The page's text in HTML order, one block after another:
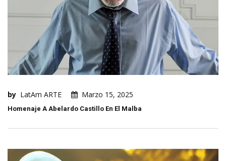
by LatAm ARTE Marzo 15, 2025
Homenaje A Abelardo Castillo En El Malba